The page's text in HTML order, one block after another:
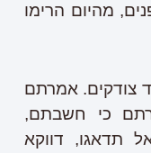
מהיום הרימו
צודקים. אמרתם
כי חשבתם,
תדאגו, דווקא